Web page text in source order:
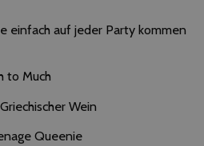
einfach auf jeder Party kommen
to Much
Wein
Queenie